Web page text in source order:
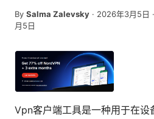
By Salma Zalevsky · 2026年3月5日 ·
月5日
Vpn客户端工具是一种用于在设